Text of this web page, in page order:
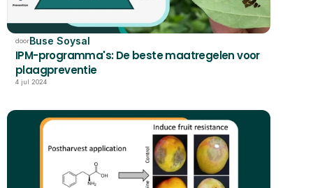
doorBuse Soysal
IPM-programma's: De beste maatregelen voor
plaagpreventie
4 jul 2024